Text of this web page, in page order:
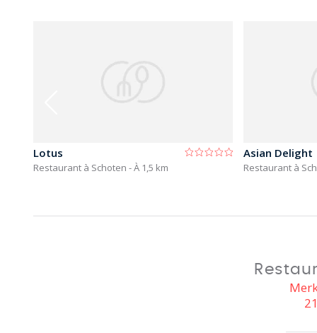
Lotus
Restaurant à Schoten - À 1,5 km
Asian Delight
Restaurant à